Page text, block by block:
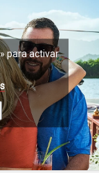
para activar